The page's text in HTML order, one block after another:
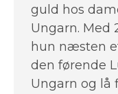
guld hos
Ungarn. Med
hun næsten
den førende
Ungarn og lå